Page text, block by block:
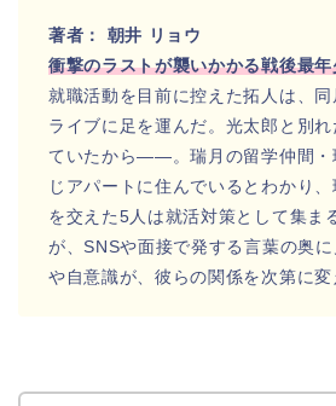
著者： 朝井 リョウ
衝撃のラストが襲いかかる戦後最
就職活動を目前に控えた拓人は、
ライブに足を運んだ。光太郎と別
ていたから――。瑞月の留学仲間・
じアパートに住んでいるとわかり
を交えた5人は就活対策として集ま
が、SNSや面接で発する言葉の奥
や自意識が、彼らの関係を次第に